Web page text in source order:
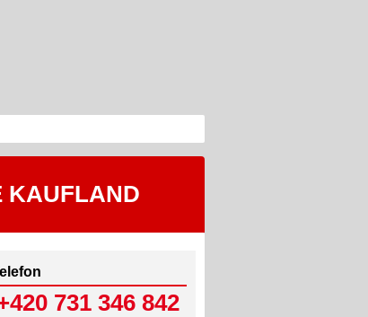
KAUFLAND
731 346 842